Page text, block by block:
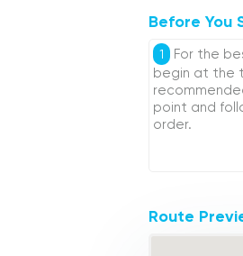
Before You
1
For the
begin at the
point and
order.
Route